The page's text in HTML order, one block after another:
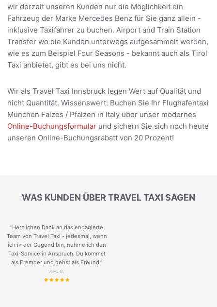
wir derzeit unseren Kunden nur die Möglichkeit ein
Fahrzeug der Marke Mercedes Benz für Sie ganz allein -
inklusive Taxifahrer zu buchen. Airport and Train Station
Transfer wo die Kunden unterwegs aufgesammelt werden,
wie es zum Beispiel Four Seasons - bekannt auch als Tirol
Taxi anbietet, gibt es bei uns nicht.
Wir als Travel Taxi Innsbruck legen Wert auf Qualität und
nicht Quantität. Wissenswert: Buchen Sie Ihr Flughafentaxi
München Falzes / Pfalzen in Italy über unser modernes
Online-Buchungsformular und sichern Sie sich noch heute
unseren Online-Buchungsrabatt von 20 Prozent!
WAS KUNDEN ÜBER TRAVEL TAXI SAGEN
“Herzlichen Dank an das engagierte
Team von Travel Taxi - jedesmal, wenn
ich in der Gegend bin, nehme ich den
Taxi-Service in Anspruch. Du kommst
als Fremder und gehst als Freund.”
Keni G.